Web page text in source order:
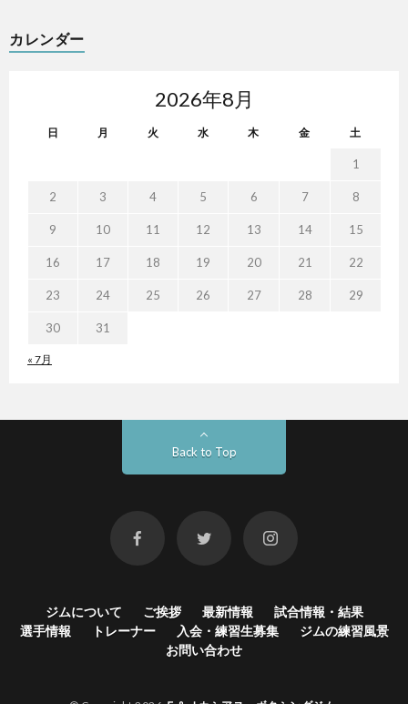
カレンダー
2026年8月
日 月 火 水 木 金 土
« 7月
1
2 3 4 5 6 7 8
9 10 11 12 13 14 15
16 17 18 19 20 21 22
23 24 25 26 27 28 29
30 31
Back to Top
ジムについて ご挨拶 最新情報
試合情報・結果
選手情報
トレーナー 入会・練習生募集
ジムの練習風景
お問い合わせ